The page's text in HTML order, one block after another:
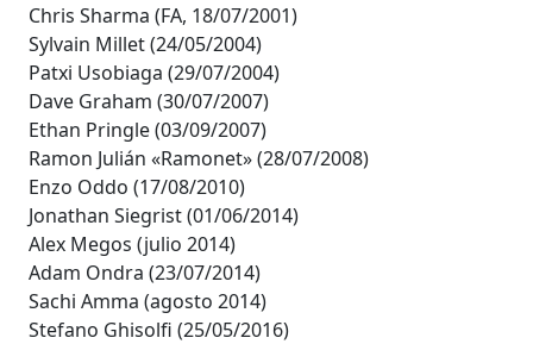
Chris Sharma (FA, 18/07/2001)
Sylvain Millet (24/05/2004)
Patxi Usobiaga (29/07/2004)
Dave Graham (30/07/2007)
Ethan Pringle (03/09/2007)
Ramon Julián «Ramonet» (28/07/2008)
Enzo Oddo (17/08/2010)
Jonathan Siegrist (01/06/2014)
Alex Megos (julio 2014)
Adam Ondra (23/07/2014)
Sachi Amma (agosto 2014)
Stefano Ghisolfi (25/05/2016)